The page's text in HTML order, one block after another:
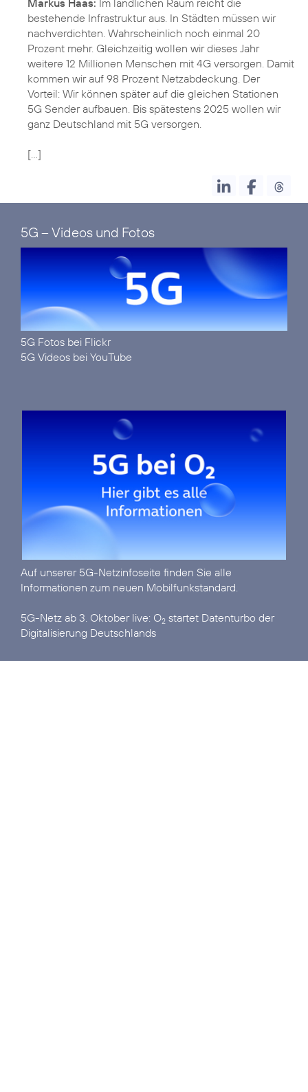
bestehende Infrastruktur aus. In Städten müssen wir
nachverdichten. Wahrscheinlich noch einmal 20
Prozent mehr. Gleichzeitig wollen wir dieses Jahr
weitere 12 Millionen Menschen mit 4G versorgen. Damit
kommen wir auf 98 Prozent Netzabdeckung. Der
Vorteil: Wir können später auf die gleichen Stationen
5G Sender aufbauen. Bis spätestens 2025 wollen wir
ganz Deutschland mit 5G versorgen.
[...]
5G – Videos und Fotos
5G Fotos bei Flickr
5G Videos bei YouTube
Auf unserer 5G-Netzinfoseite finden Sie alle
Informationen zum neuen Mobilfunkstandard.
5G-Netz ab 3. Oktober live: O2 startet Datenturbo der
Digitalisierung Deutschlands